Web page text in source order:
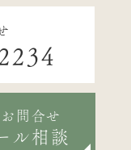
お問合せ
ル相談